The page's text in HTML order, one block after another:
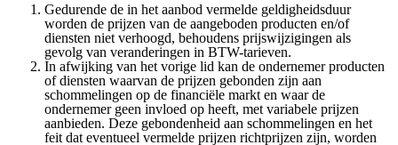
Gedurende de in het aanbod vermelde geldigheidsduur
worden de prijzen van de aangeboden producten en/of
diensten niet verhoogd, behoudens prijswijzigingen als
gevolg van veranderingen in BTW-tarieven.
In afwijking van het vorige lid kan de ondernemer producten
of diensten waarvan de prijzen gebonden zijn aan
schommelingen op de financiële markt en waar de
ondernemer geen invloed op heeft, met variabele prijzen
aanbieden. Deze gebondenheid aan schommelingen en het
feit dat eventueel vermelde prijzen richtprijzen zijn, worden